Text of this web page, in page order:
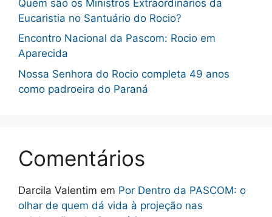
Quem são os Ministros Extraordinários da
Eucaristia no Santuário do Rocio?
Encontro Nacional da Pascom: Rocio em
Aparecida
Nossa Senhora do Rocio completa 49 anos
como padroeira do Paraná
Comentários
Darcila Valentim em Por Dentro da PASCOM: o
olhar de quem dá vida à projeção nas